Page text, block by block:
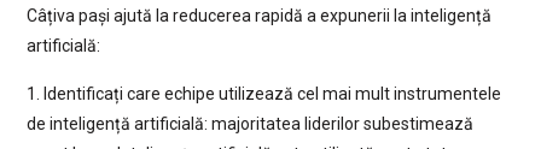
Câțiva pași ajută la reducerea rapidă a expunerii la inteligență
artificială:
1. Identificați care echipe utilizează cel mai mult instrumentele
de inteligență artificială: majoritatea liderilor subestimează